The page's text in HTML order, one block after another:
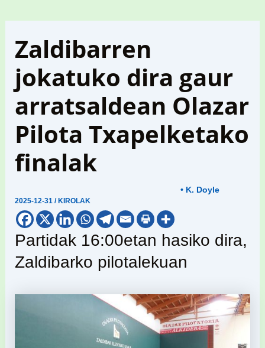
Zaldibarren
jokatuko dira gaur
arratsaldean Olazar
Pilota Txapelketako
finalak
2025-12-31/ KIROLAK
• K. Doyle
Partidak 16:00etan hasiko dira,
Zaldibarko pilotalekuan